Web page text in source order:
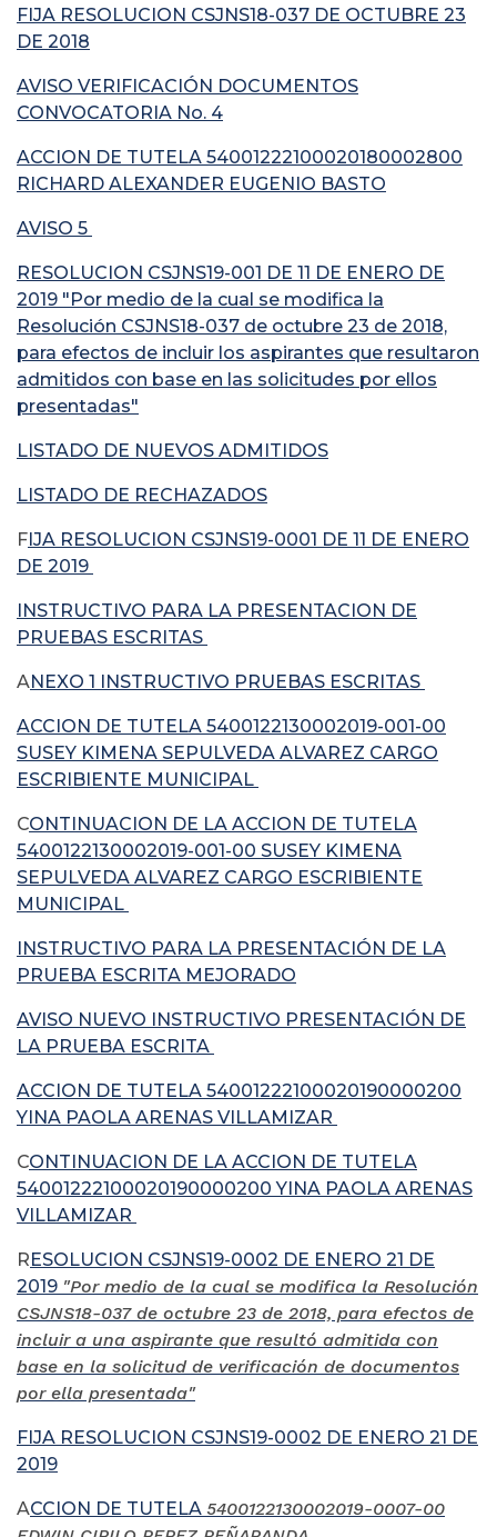
FIJA RESOLUCION CSJNS18-037 DE OCTUBRE 23
DE 2018
AVISO VERIFICACIÓN DOCUMENTOS
CONVOCATORIA No. 4
ACCION DE TUTELA 54001222100020180002800
RICHARD ALEXANDER EUGENIO BASTO
AVISO 5
RESOLUCION CSJNS19-001 DE 11 DE ENERO DE
2019 "Por medio de la cual se modifica la
Resolución CSJNS18-037 de octubre 23 de 2018,
para efectos de incluir los aspirantes que resultaron
admitidos con base en las solicitudes por ellos
presentadas"
LISTADO DE NUEVOS ADMITIDOS
LISTADO DE RECHAZADOS
FIJA RESOLUCION CSJNS19-0001 DE 11 DE ENERO
DE 2019
INSTRUCTIVO PARA LA PRESENTACION DE
PRUEBAS ESCRITAS
ANEXO 1 INSTRUCTIVO PRUEBAS ESCRITAS
ACCION DE TUTELA 5400122130002019-001-00
SUSEY KIMENA SEPULVEDA ALVAREZ CARGO
ESCRIBIENTE MUNICIPAL
CONTINUACION DE LA ACCION DE TUTELA
5400122130002019-001-00 SUSEY KIMENA
SEPULVEDA ALVAREZ CARGO ESCRIBIENTE
MUNICIPAL
INSTRUCTIVO PARA LA PRESENTACIÓN DE LA
PRUEBA ESCRITA MEJORADO
AVISO NUEVO INSTRUCTIVO PRESENTACIÓN DE
LA PRUEBA ESCRITA
ACCION DE TUTELA 54001222100020190000200
YINA PAOLA ARENAS VILLAMIZAR
CONTINUACION DE LA ACCION DE TUTELA
54001222100020190000200 YINA PAOLA ARENAS
VILLAMIZAR
RESOLUCION CSJNS19-0002 DE ENERO 21 DE
2019 "Por medio de la cual se modifica la Resolución
CSJNS18-037 de octubre 23 de 2018, para efectos de
incluir a una aspirante que resultó admitida con
base en la solicitud de verificación de documentos
por ella presentada"
FIJA RESOLUCION CSJNS19-0002 DE ENERO 21 DE
2019
ACCION DE TUTELA 5400122130002019-0007-00